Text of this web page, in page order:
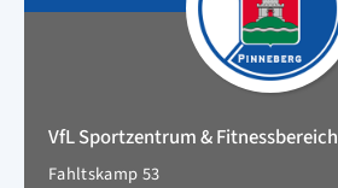
VfL Sportzentrum & Fitnessbereich
Fahltskamp 53